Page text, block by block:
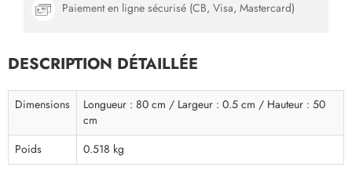
Paiement en ligne sécurisé (CB, Visa, Mastercard)
DESCRIPTION DÉTAILLÉE
Dimensions
Longueur : 80 cm / Largeur : 0.5 cm / Hauteur : 50
cm
Poids
0.518 kg